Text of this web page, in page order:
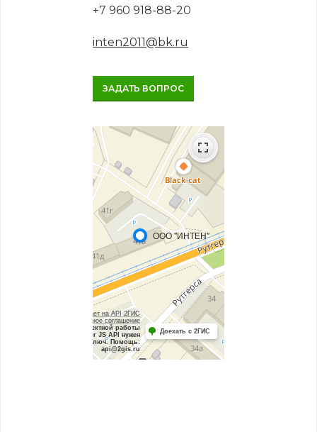
+7 960 918-88-20
inten2011@bk.ru
ЗАДАТЬ ВОПРОС